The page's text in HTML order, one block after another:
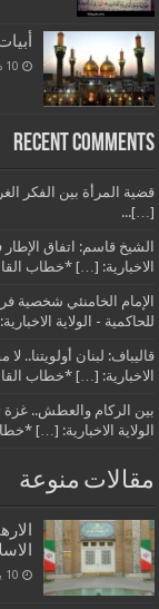
10 ديسمبر,2017
Recent Comments
قضية المرأة بين الفكر
[…]...
الشيخ قاسم: اتفاق
الاخبارية: […] *خطاب
الإمام الخامنئي شخصية
للحاكمية - الولاية
قاليباف: لبنان أولويتنا..
الاخبارية: […] *خطاب
بين الركام والعطش.. غزة
الولاية الاخبارية: […]
مقالات منوعة
10 يوليو,2016